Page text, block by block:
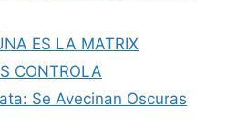
ES LA MATRIX
CONTROLA
Se Avecinan Oscuras